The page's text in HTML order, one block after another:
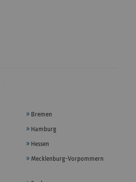
Bremen
Hamburg
Hessen
Mecklenburg-Vorpommern